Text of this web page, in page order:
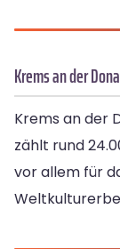
Krems an der
Krems an der
zählt rund
vor allem für